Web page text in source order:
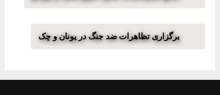
برگزاری تظاهرات ضد جنگ در یونان و چک